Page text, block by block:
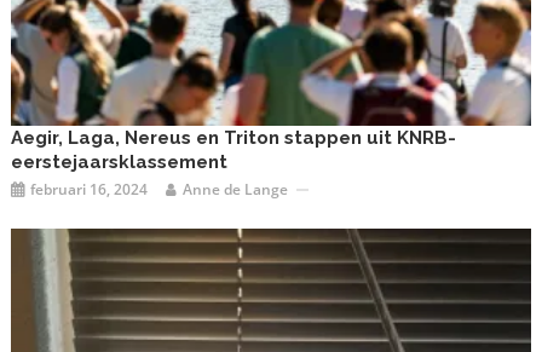
Aegir, Laga, Nereus en Triton stappen uit KNRB-
eerstejaarsklassement
februari 16, 2024 Anne de Lange